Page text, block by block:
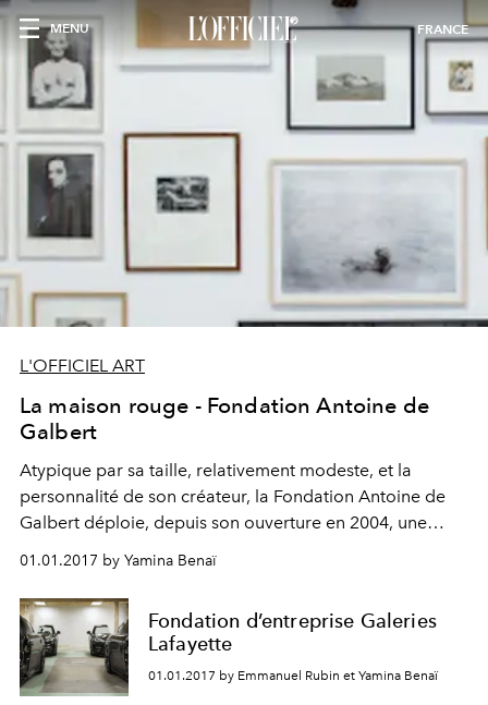
MENU FRANCE
L'OFFICIEL ART
La maison rouge - Fondation Antoine de
Galbert
Atypique par sa taille, relativement modeste, et la
personnalité de son créateur, la Fondation Antoine de
Galbert déploie, depuis son ouverture en 2004, une
énergique programmation d’expositions portant en
creux et en substance de puissants partis pris
esthétiques, souvent précurseurs, aux rivages de
différentes esthétiques (Berlinde de Bruyckere, Jérôme
Zonder, Nicolas Darrot...). À deux ans de la fermeture de
la Fondation, (annoncée pour la fin 2018), L’Officiel Art a
01.01.2017 by Yamina Benaï
Fondation d’entreprise Galeries
Lafayette
01.01.2017 by Emmanuel Rubin et Yamina Benaï